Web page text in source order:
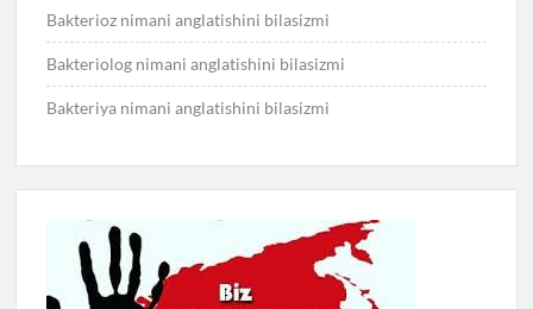
Bakterioz nimani anglatishini bilasizmi
Bakteriolog nimani anglatishini bilasizmi
Bakteriya nimani anglatishini bilasizmi